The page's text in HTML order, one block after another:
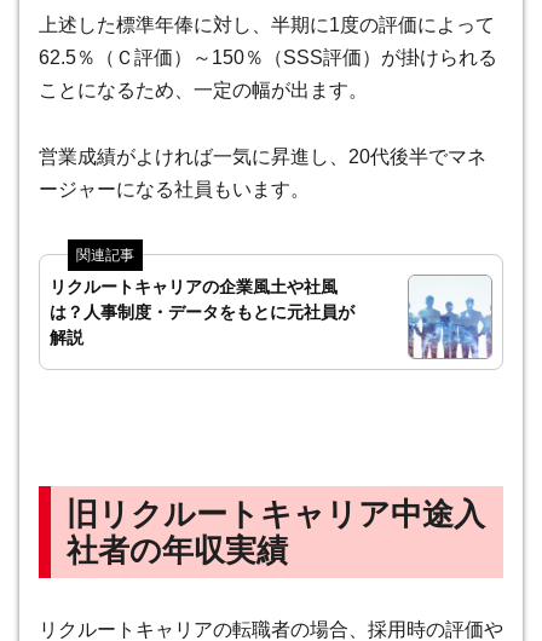
上述した標準年俸に対し、半期に1度の評価によって
62.5％（Ｃ評価）～150％（SSS評価）が掛けられる
ことになるため、一定の幅が出ます。
営業成績がよければ一気に昇進し、20代後半でマネ
ージャーになる社員もいます。
リクルートキャリアの企業風土や社風
は？人事制度・データをもとに元社員が
解説
旧リクルートキャリア中途入
社者の年収実績
リクルートキャリアの転職者の場合、採用時の評価や